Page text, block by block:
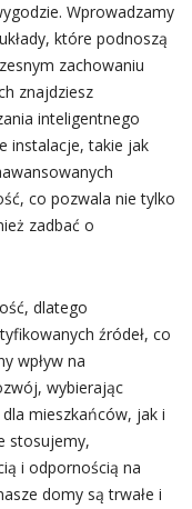
Wprowadzamy
które podnoszą
zachowaniu
znajdziesz
inteligentnego
instalacje, takie jak
co pozwala nie tylko
zadbać o
dlatego
źródeł, co
wpływ na
wybierając
mieszkańców, jak i
stosujemy,
i odpornością na
domy są trwałe i